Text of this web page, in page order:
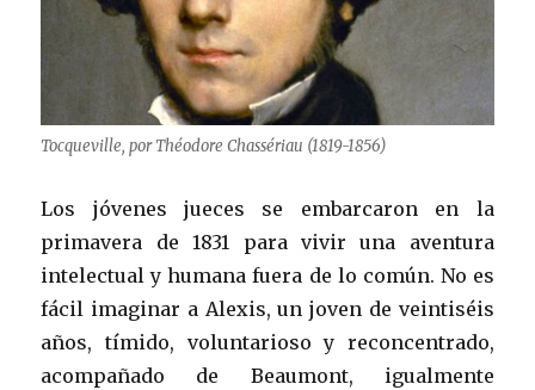
Tocqueville, por Théodore Chassériau (1819-1856)
Los jóvenes jueces se embarcaron en la
primavera de 1831 para vivir una aventura
intelectual y humana fuera de lo común. No es
fácil imaginar a Alexis, un joven de veintiséis
años, tímido, voluntarioso y reconcentrado,
acompañado de Beaumont, igualmente